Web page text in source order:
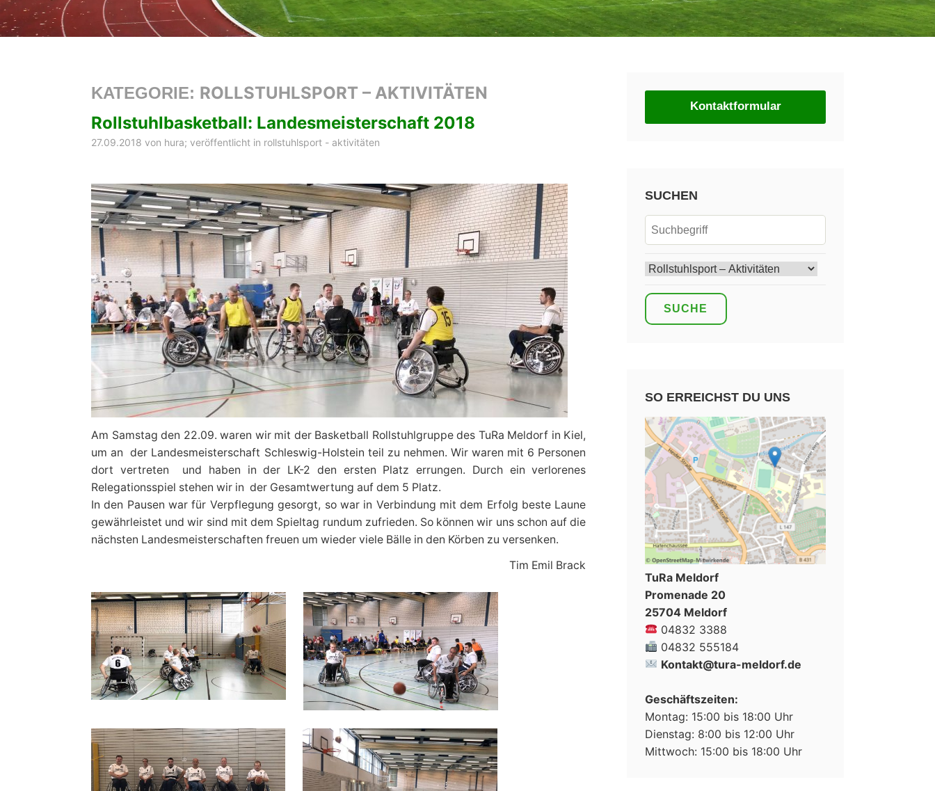
KATEGORIE: ROLLSTUHLSPORT – AKTIVITÄTEN
Rollstuhlbasketball: Landesmeisterschaft 2018
27.09.2018 von hura; veröffentlicht in rollstuhlsport - aktivitäten
Am Samstag den 22.09. waren wir mit der Basketball Rollstuhlgruppe des TuRa Meldorf in Kiel,
um an der Landesmeisterschaft Schleswig-Holstein teil zu nehmen. Wir waren mit 6 Personen
dort vertreten und haben in der LK-2 den ersten Platz errungen. Durch ein verlorenes
Relegationsspiel stehen wir in der Gesamtwertung auf dem 5 Platz.
In den Pausen war für Verpflegung gesorgt, so war in Verbindung mit dem Erfolg beste Laune
gewährleistet und wir sind mit dem Spieltag rundum zufrieden. So können wir uns schon auf die
nächsten Landesmeisterschaften freuen um wieder viele Bälle in den Körben zu versenken.
Tim Emil Brack
Kontaktformular
SUCHEN
SO ERREICHST DU UNS
TuRa Meldorf
Promenade 20
25704 Meldorf
04832 3388
04832 555184
Kontakt@tura-meldorf.de
Geschäftszeiten:
Montag: 15:00 bis 18:00 Uhr
Dienstag: 8:00 bis 12:00 Uhr
Mittwoch: 15:00 bis 18:00 Uhr